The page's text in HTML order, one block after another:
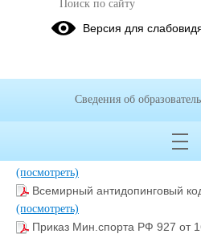
АНТИДОПИНГ
Приказ Мин.Спорта РФ 638.pdf
Общероссийские
(посмотреть)
Всемирный антидопинговый
(посмотреть)
Приказ Мин.спорта РФ 927 от
Версия для
Сведения об